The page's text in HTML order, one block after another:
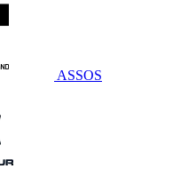
ASSOS